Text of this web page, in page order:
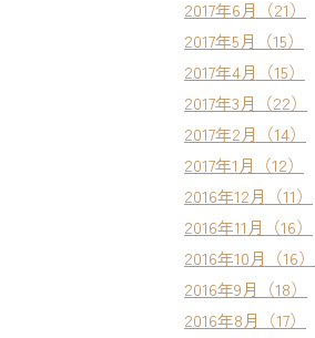
2017年6月（21）
2017年5月（15）
2017年4月（15）
2017年3月（22）
2017年2月（14）
2017年1月（12）
2016年12月（11）
2016年11月（16）
2016年10月（16）
2016年9月（18）
2016年8月（17）